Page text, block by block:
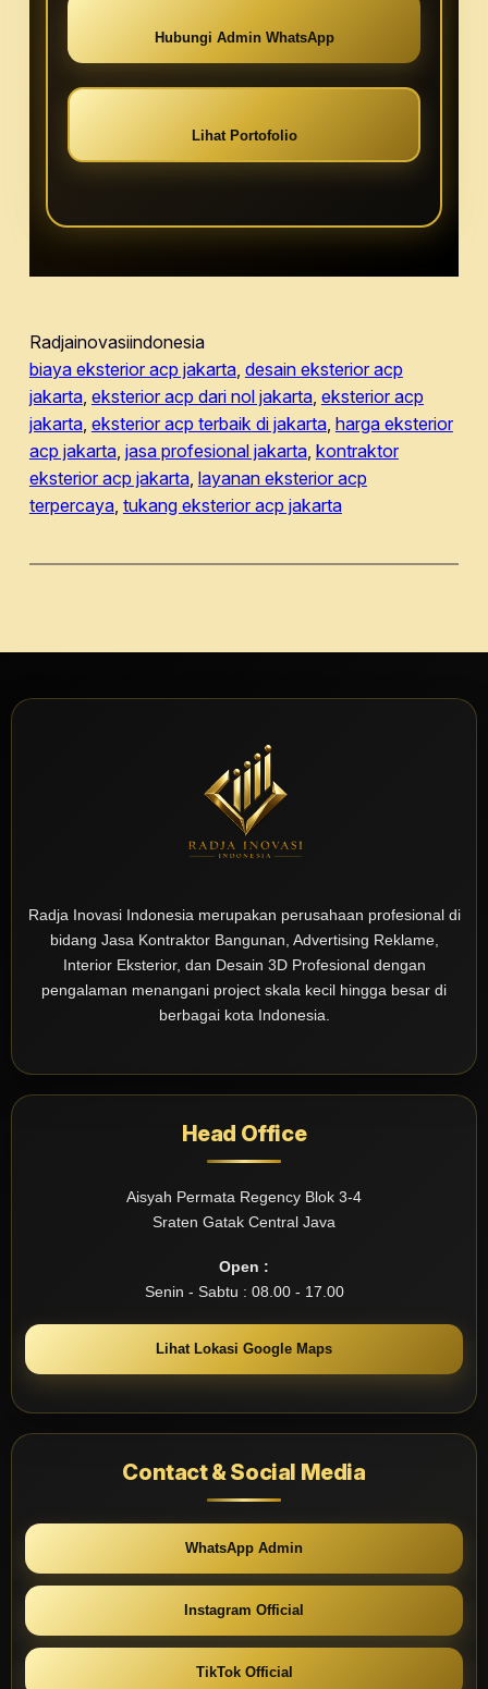
Hubungi Admin WhatsApp
Lihat Portofolio
Radjainovasiindonesia
biaya eksterior acp jakarta, desain eksterior acp
jakarta, eksterior acp dari nol jakarta, eksterior acp
jakarta, eksterior acp terbaik di jakarta, harga eksterior
acp jakarta, jasa profesional jakarta, kontraktor
eksterior acp jakarta, layanan eksterior acp
terpercaya, tukang eksterior acp jakarta
Radja Inovasi Indonesia merupakan perusahaan profesional di
bidang Jasa Kontraktor Bangunan, Advertising Reklame,
Interior Eksterior, dan Desain 3D Profesional dengan
pengalaman menangani project skala kecil hingga besar di
berbagai kota Indonesia.
Head Office
Aisyah Permata Regency Blok 3-4
Sraten Gatak Central Java
Open :
Senin - Sabtu : 08.00 - 17.00
Lihat Lokasi Google Maps
Contact & Social Media
WhatsApp Admin
Instagram Official
TikTok Official